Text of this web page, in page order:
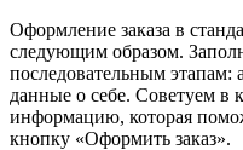
Оформление заказа в
следующим образом.
последовательным этапам:
данные о себе. Советуем в
информацию, которая
кнопку «Оформить заказ».